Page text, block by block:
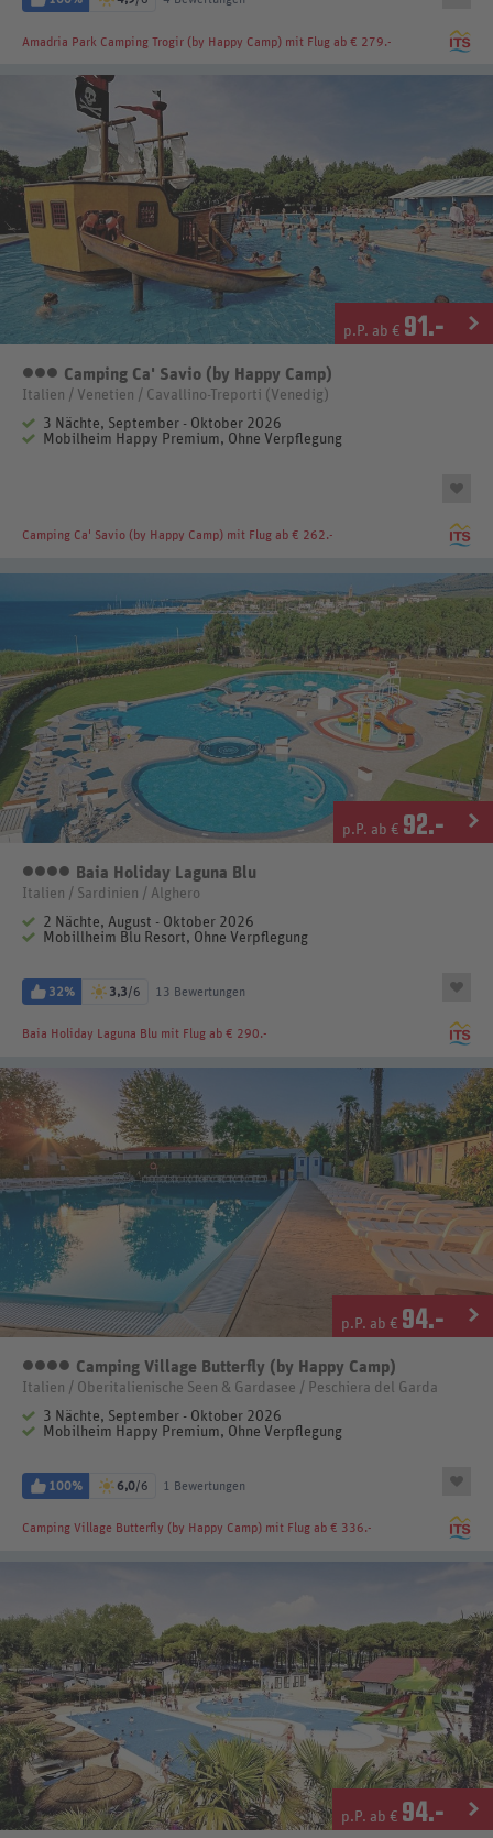
Amadria Park Camping Trogir (by Happy Camp) mit Flug ab € 279.-
p.P. ab € 91.-
3 Sterne
Camping Ca' Savio (by Happy Camp)
Italien / Venetien / Cavallino-Treporti (Venedig)
3 Nächte, September - Oktober 2026
Mobilheim Happy Premium, Ohne Verpflegung
Camping Ca' Savio (by Happy Camp) mit Flug ab € 262.-
p.P. ab € 92.-
4 Sterne
Baia Holiday Laguna Blu
Italien / Sardinien / Alghero
2 Nächte, August - Oktober 2026
Mobillheim Blu Resort, Ohne Verpflegung
32% 3,3/6 13 Bewertungen
Baia Holiday Laguna Blu mit Flug ab € 290.-
p.P. ab € 94.-
4 Sterne
Camping Village Butterfly (by Happy Camp)
Italien / Oberitalienische Seen & Gardasee / Peschiera del Garda
3 Nächte, September - Oktober 2026
Mobilheim Happy Premium, Ohne Verpflegung
100% 6,0/6 1 Bewertungen
Camping Village Butterfly (by Happy Camp) mit Flug ab € 336.-
p.P. ab € 94.-